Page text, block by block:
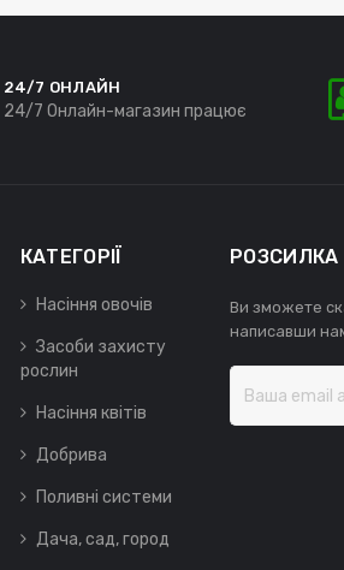
24/7 ОНЛАЙН
24/7 Онлайн-магазин працює
КАТЕГОРІЇ
Насіння овочів
Засоби захисту
рослин
Насіння квітів
Добрива
Поливні системи
Дача, сад, город
РОЗСИЛКА
Ви зможете
написавши